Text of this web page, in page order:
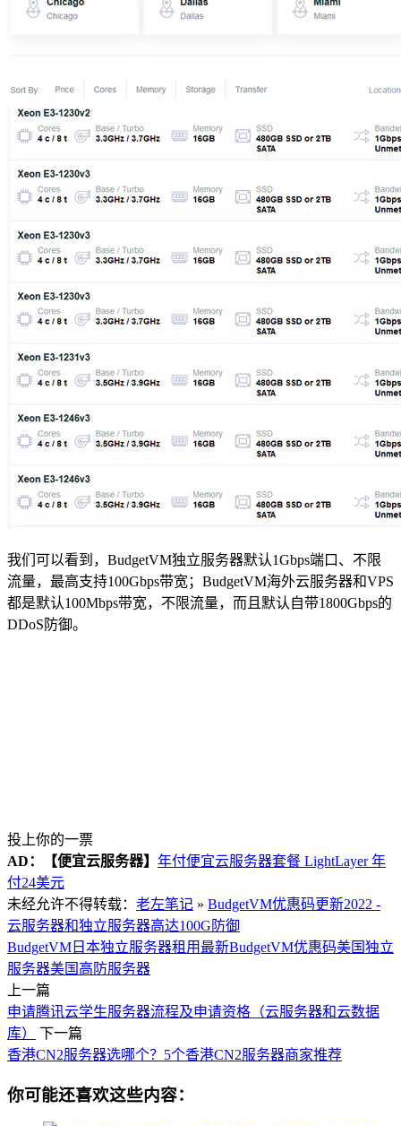
我们可以看到，BudgetVM独立服务器默认1Gbps端口、不限
流量，最高支持100Gbps带宽；BudgetVM海外云服务器和VPS
都是默认100Mbps带宽，不限流量，而且默认自带1800Gbps的
DDoS防御。
投上你的一票
AD：
【便宜云服务器】 年付便宜云服务器套餐 LightLayer 年
付24美元
未经允许不得转载： 老左笔记 » BudgetVM优惠码更新2022 -
云服务器和独立服务器高达100G防御
BudgetVM 日本独立服务器租用最新BudgetVM优惠码美国独立
服务器美国高防服务器
上一篇
申请腾讯云学生服务器流程及申请资格（云服务器和云数据
库）
下一篇
香港CN2服务器选哪个？5个香港CN2服务器商家推荐
你可能还喜欢这些内容：